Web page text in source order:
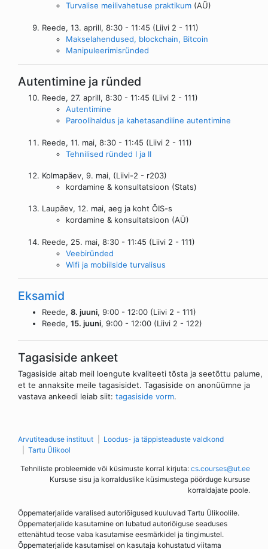
Turvalise meilivahetuse praktikum (AÜ)
Reede, 13. aprill, 8:30 - 11:45 (Liivi 2 - 111)
Makselahendused, blockchain, Bitcoin
Manipuleerimisründed
Autentimine ja ründed
Reede, 27. aprill, 8:30 - 11:45 (Liivi 2 - 111)
Autentimine
Paroolihaldus ja kahetasandiline autentimine
Reede, 11. mai, 8:30 - 11:45 (Liivi 2 - 111)
Tehnilised ründed I ja II
Kolmapäev, 9. mai, (Liivi-2 - r203)
kordamine & konsultatsioon (Stats)
Laupäev, 12. mai, aeg ja koht ÕIS-s
kordamine & konsultatsioon (AÜ)
Reede, 25. mai, 8:30 - 11:45 (Liivi 2 - 111)
Veebiründed
Wifi ja mobiilside turvalisus
Eksamid
Reede, 8. juuni, 9:00 - 12:00 (Liivi 2 - 111)
Reede, 15. juuni, 9:00 - 12:00 (Liivi 2 - 122)
Tagasiside ankeet
Tagasiside aitab meil loengute kvaliteeti tõsta ja seetõttu palume,
et te annaksite meile tagasisidet. Tagasiside on anonüümne ja
vastava ankeedi leiab siit: tagasiside vorm.
Arvutiteaduse instituut
Loodus- ja täppisteaduste valdkond
Tartu Ülikool
Tehniliste probleemide või küsimuste korral kirjuta: cs.courses@ut.ee
Kursuse sisu ja korralduslike küsimustega pöörduge kursuse
korraldajate poole.
Õppematerjalide varalised autoriõigused kuuluvad Tartu Ülikoolile.
Õppematerjalide kasutamine on lubatud autoriõiguse seaduses
ettenähtud teose vaba kasutamise eesmärkidel ja tingimustel.
Õppematerjalide kasutamisel on kasutaja kohustatud viitama